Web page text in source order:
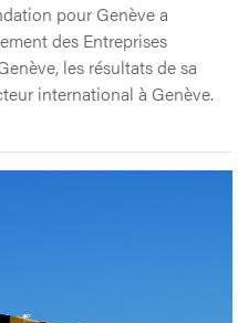
pour Genève a
des Entreprises
les résultats de sa
international à Genève.